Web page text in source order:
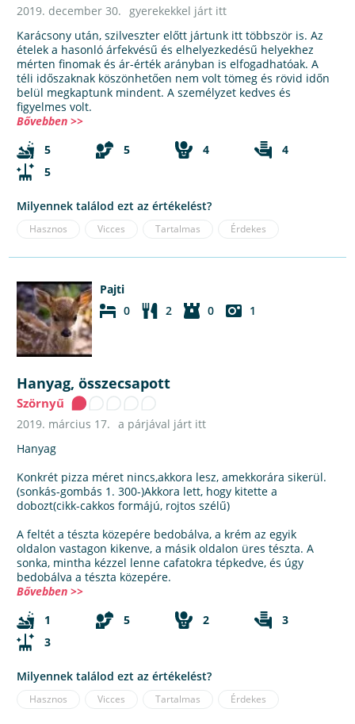
2019. december 30. gyerekekkel járt itt
Karácsony után, szilveszter előtt jártunk itt többször is. Az
ételek a hasonló árfekvésű és elhelyezkedésű helyekhez
mérten finomak és ár-érték arányban is elfogadhatóak. A
téli időszaknak köszönhetően nem volt tömeg és rövid időn
belül megkaptunk mindent. A személyzet kedves és
figyelmes volt.
Bővebben >>
5
5 4
4
5
Milyennek találod ezt az értékelést?
Hasznos Vicces Tartalmas Érdekes
Pajti
0
2 0 1
Hanyag, összecsapott
Szörnyű
2019. március 17. a párjával járt itt
Hanyag
Konkrét pizza méret nincs,akkora lesz, amekkorára sikerül.
(sonkás-gombás 1. 300-)Akkora lett, hogy kitette a
dobozt(cikk-cakkos formájú, rojtos szélű)
A feltét a tészta közepére bedobálva, a krém az egyik
oldalon vastagon kikenve, a másik oldalon üres tészta. A
sonka, mintha kézzel lenne cafatokra tépkedve, és úgy
bedobálva a tészta közepére.
Bővebben >>
1
5 2
3
3
Milyennek találod ezt az értékelést?
Hasznos Vicces Tartalmas Érdekes